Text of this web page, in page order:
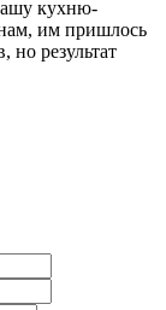
кухню-
им пришлось
результат